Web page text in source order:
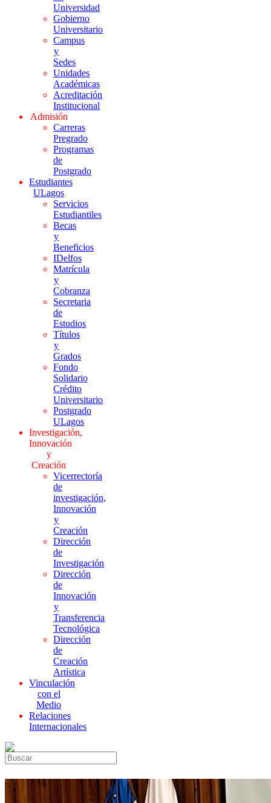
Universidad
Gobierno
Universitario
Campus
y
Sedes
Unidades
Académicas
Acreditación
Institucional
Admisión
Carreras
Pregrado
Programas
de
Postgrado
Estudiantes
ULagos
Servicios
Estudiantiles
Becas
y
Beneficios
IDelfos
Matrícula
y
Cobranza
Secretaria
de
Estudios
Títulos
y
Grados
Fondo
Solidario
Crédito
Universitario
Postgrado
ULagos
Investigación,
Innovación
y
Creación
Vicerrectoría
de
investigación,
Innovación
y
Creación
Dirección
de
Investigación
Dirección
de
Innovación
y
Transferencia
Tecnológica
Dirección
de
Creación
Artística
Vinculación
con el
Medio
Relaciones
Internacionales